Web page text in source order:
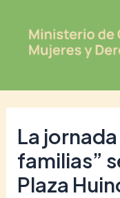
contenido
La
familias”
Plaza
navigation